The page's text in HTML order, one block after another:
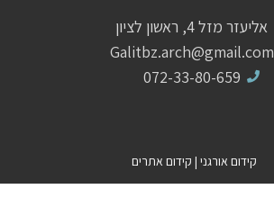
אליעזר מזל 4, ראשון לציון
Galitbz.arch@gmail.com
072-33-80-659
קידום אורגני | קידום אתרים